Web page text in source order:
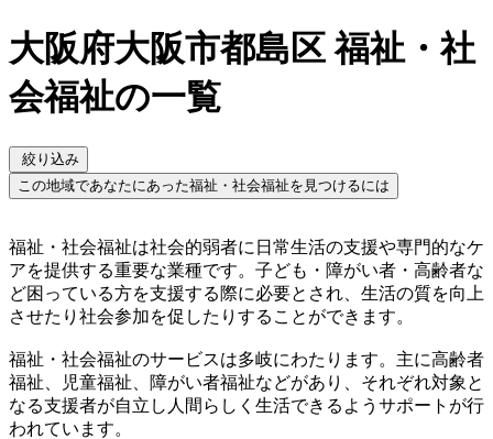
大阪府大阪市都島区 福祉・社
会福祉の一覧
絞り込み
この地域であなたにあった福祉・社会福祉を見つけるには
福祉・社会福祉は社会的弱者に日常生活の支援や専門的なケ
アを提供する重要な業種です。子ども・障がい者・高齢者な
ど困っている方を支援する際に必要とされ、生活の質を向上
させたり社会参加を促したりすることができます。
福祉・社会福祉のサービスは多岐にわたります。主に高齢者
福祉、児童福祉、障がい者福祉などがあり、それぞれ対象と
なる支援者が自立し人間らしく生活できるようサポートが行
われています。